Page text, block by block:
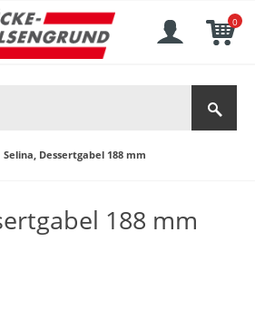
0
Selina, Dessertgabel 188 mm
188 mm